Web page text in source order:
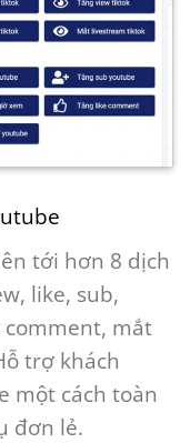
tới hơn 8 dịch
like, sub,
comment, mắt
trợ khách
một cách toàn
đơn lẻ.